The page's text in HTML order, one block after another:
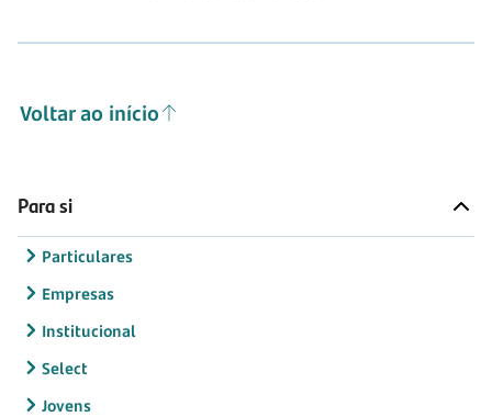
Voltar ao início
Para si
Particulares
Empresas
Institucional
Select
Jovens